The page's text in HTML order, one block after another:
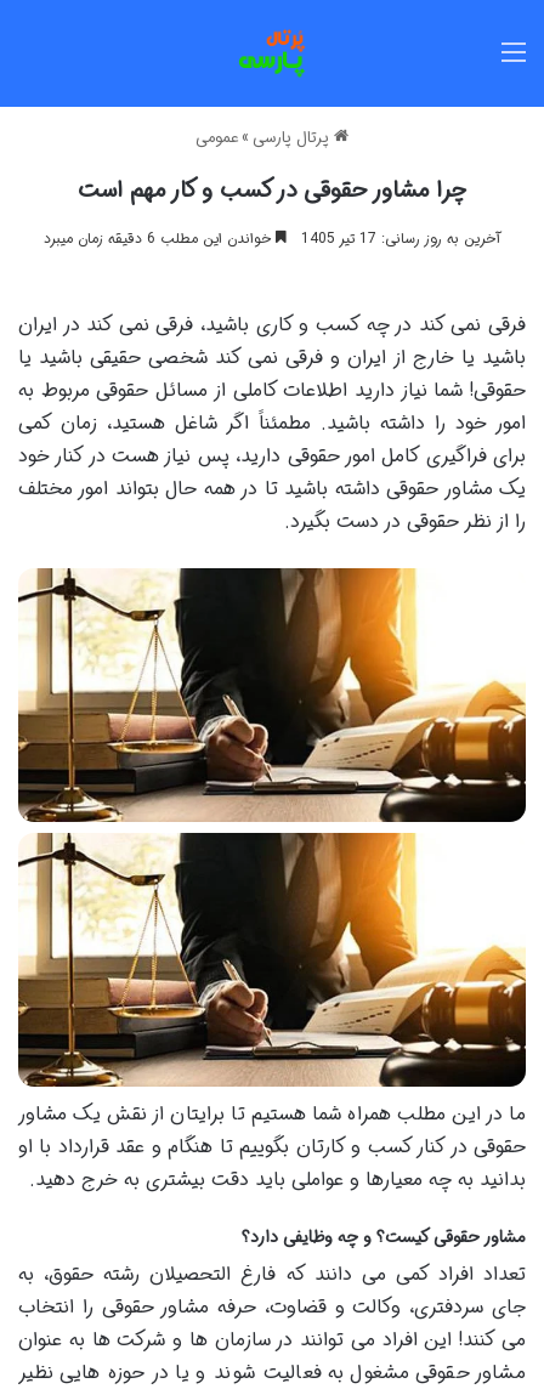
پرتال پارسی »عمومی
چرا مشاور حقوقی در کسب و کار مهم است
آخرین به روز رسانی: 17 تیر 1405 خواندن این مطلب 6 دقیقه زمان میبرد
فرقی نمی کند در چه کسب و کاری باشید، فرقی نمی کند در ایران
باشید یا خارج از ایران و فرقی نمی کند شخصی حقیقی باشید یا
حقوقی! شما نیاز دارید اطلاعات کاملی از مسائل حقوقی مربوط به
امور خود را داشته باشید. مطمئناً اگر شاغل هستید، زمان کمی
برای فراگیری کامل امور حقوقی دارید، پس نیاز هست در کنار خود
یک مشاور حقوقی داشته باشید تا در همه حال بتواند امور مختلف
را از نظر حقوقی در دست بگیرد.
ما در این مطلب همراه شما هستیم تا برایتان از نقش یک مشاور
حقوقی در کنار کسب و کارتان بگوییم تا هنگام و عقد قرارداد با او
بدانید به چه معیارها و عواملی باید دقت بیشتری به خرج دهید.
مشاور حقوقی کیست؟ و چه وظایفی دارد؟
تعداد افراد کمی می دانند که فارغ التحصیلان رشته حقوق، به
جای سردفتری، وکالت و قضاوت، حرفه مشاور حقوقی را انتخاب
می کنند! این افراد می توانند در سازمان ها و شرکت ها به عنوان
مشاور حقوقی مشغول به فعالیت شوند و یا در حوزه هایی نظیر